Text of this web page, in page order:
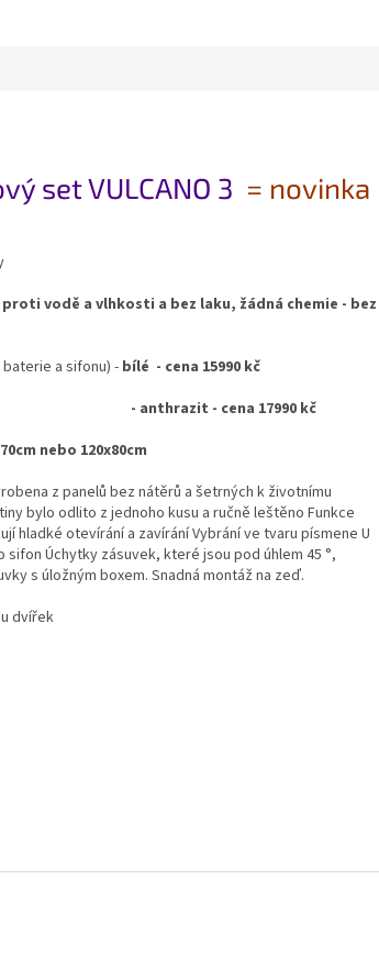
set VULCANO 3 = novinka
proti vodě a vlhkosti a bez laku, žádná chemie - bez
a sifonu) - bílé - cena 15990 kč
cena 17990 kč
nebo 120x80cm
z panelů bez nátěrů a šetrných k životnímu
bylo odlito z jednoho kusu a ručně leštěno Funkce
hladké otevírání a zavírání Vybrání ve tvaru písmene U
Úchytky zásuvek, které jsou pod úhlem 45 °,
s úložným boxem. Snadná montáž na zeď.
u dvířek